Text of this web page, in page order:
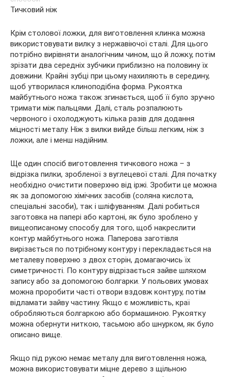
Тичковий ніж
Крім столової ложки, для виготовлення клинка можна
використовувати вилку з нержавіючої сталі. Для цього
потрібно вирівняти аналогічним чином, що й ложку, потім
зрізати два середніх зубчики приблизно на половину їх
довжини. Крайні зубці при цьому нахиляють в середину,
щоб утворилася клиноподібна форма. Рукоятка
майбутнього ножа також згинається, щоб її було зручно
тримати між пальцями. Далі, сталь розпалюють
червоного і охолоджують кілька разів для додання
міцності металу. Ніж з вилки вийде більш легким, ніж з
ложки, але і менш надійним.
Ще один спосіб виготовлення тичкового ножа – з
відрізка пилки, зробленої з вуглецевої сталі. Для початку
необхідно очистити поверхню від іржі. Зробити це можна
як за допомогою хімічних засобів (соляна кислота,
спеціальні засоби), так і шліфуванням. Далі робиться
заготовка на папері або картоні, як було зроблено у
вищеописаному способу для того, щоб накреслити
контур майбутнього ножа. Паперова заготівля
вирізається по потрібному контуру і перекладається на
металеву поверхню з двох сторін, домагаючись їх
симетричності. По контуру відрізається зайве шляхом
запису або за допомогою болгарки. У польових умовах
можна проробити часті отвори вздовж контуру, потім
відламати зайву частину. Якщо є можливість, краї
обробляються болгаркою або бормашиною. Рукоятку
можна обернути ниткою, тасьмою або шнурком, як було
описано вище.
Якщо під рукою немає металу для виготовлення ножа,
можна використовувати міцне дерево з щільною